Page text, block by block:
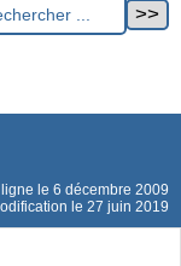
le 6 décembre 2009
le 27 juin 2019